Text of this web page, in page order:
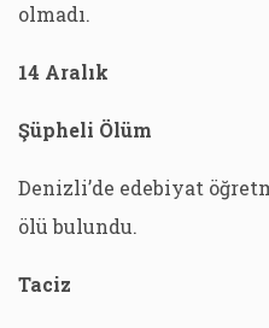
olmadı.
14 Aralık
Şüpheli Ölüm
Denizli’de edebiyat
ölü bulundu.
Taciz